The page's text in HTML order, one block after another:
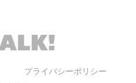
プライバシーポリシー